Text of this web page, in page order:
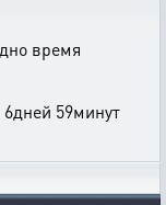
время
59минут